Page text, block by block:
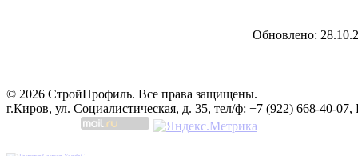
Обновлено:
© 2026 СтройПрофиль. Все права защищены.
г.Киров, ул. Социалистическая, д. 35, тел/ф: +7 (922) 668-40-